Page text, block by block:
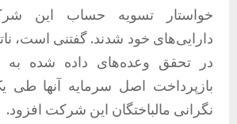
خواستار تسویه حساب این
دارایی‌های خود شدند. گفتنی است،
در تحقق وعده‌های داده شده به
بازپرداخت اصل سرمایه آنها طی
نگرانی مالباختگان این شرکت افزود.